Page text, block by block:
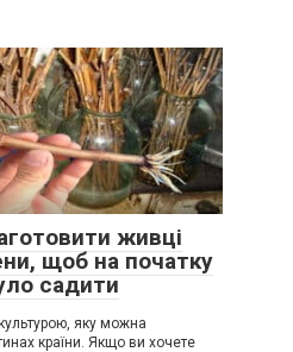
живці
щоб на початку
садити
яку можна
країни. Якщо ви хочете